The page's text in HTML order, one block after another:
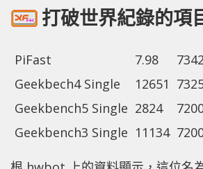
打破世界紀錄的項
PiFast 7.98 7342
Geekbech4 Single
12651
Geekbench5 Single 2824
Geekbench3 Single 11134